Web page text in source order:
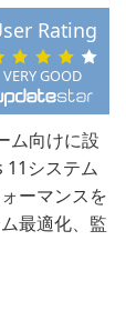
VERY GOOD
Rating
ム向けに設
システム
ーマンスを
最適化、監